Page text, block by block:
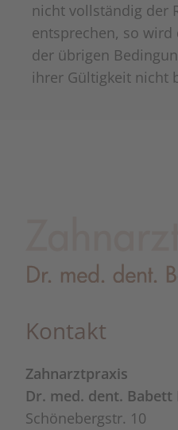
nicht vollständig der
entsprechen, so
der übrigen
ihrer Gültigkeit nicht
Kontakt
Zahnarztpraxis
Dr. med. dent. Babett
Schönebergstr. 10